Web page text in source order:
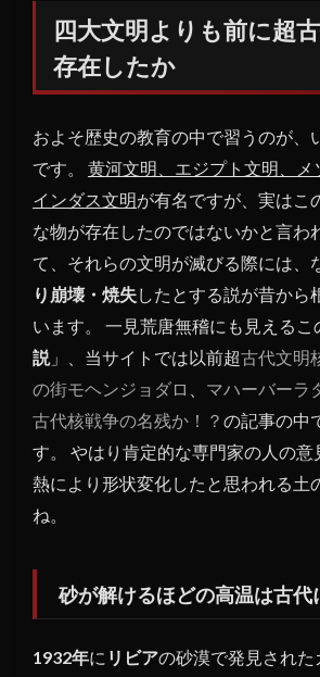
より
も前
に超
古代
は存
在し
たか
1.1
解け
るほ
どの
は古
代に
存在
のか
の核
を行
四大文明よりも前に超
存在したか
およそ歴史の教育の中で習うのが、
です。 黄河文明、エジプト文明、メ
インダス文明が有名ですが、実はこ
な物が存在したのではないかと言わ
て、それらの文明が滅びる際には、
り崩壊・焼失したとする説が昔から
います。 一見荒唐無稽にも見えるこ
説」、当サイトでは以前超古代文明
の街モヘンジョダロ
マハーバーラ
古代核戦争の名残か！？ の記事の中
す。 やはり肯定的な専門家の人の
熱により形状変化したと思われる土
ね。
砂が解けるほどの高温は古代
1932年に リビアの砂漠で発見された